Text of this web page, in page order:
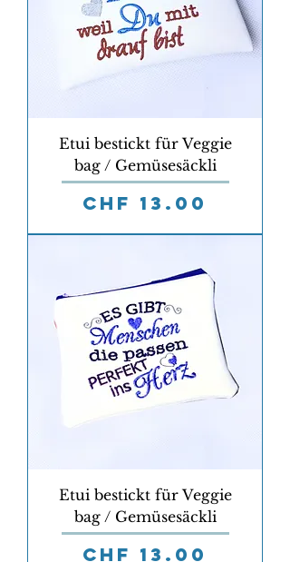
Etui bestickt für Veggie
bag / Gemüsesäckli
Preis
CHF 13.00
Etui bestickt für Veggie
bag / Gemüsesäckli
Preis
CHF 13.00